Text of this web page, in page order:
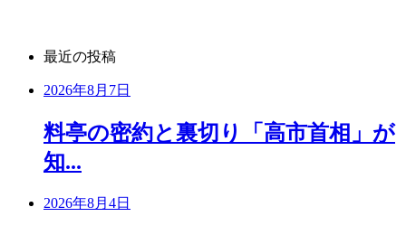
最近の投稿
2026年8月7日
料亭の密約と裏切り「高市首相」が
知...
2026年8月4日